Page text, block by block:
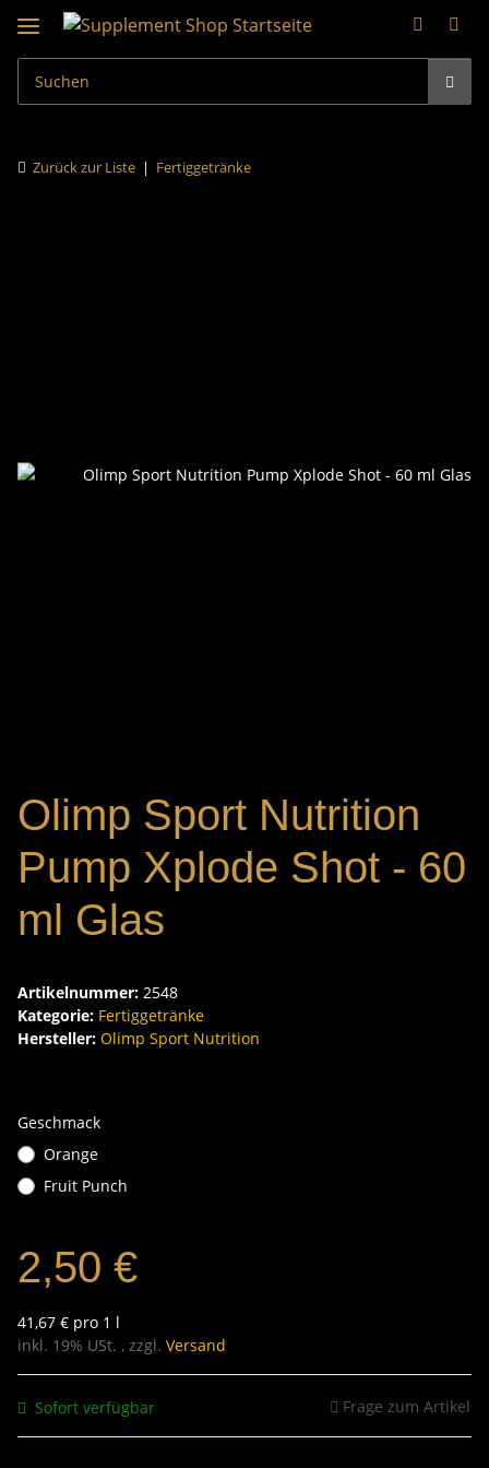
Zurück zur Liste Fertiggetränke
Olimp Sport Nutrition
Pump Xplode Shot - 60
ml Glas
Artikelnummer: 2548
Kategorie: Fertiggetränke
Hersteller: Olimp Sport Nutrition
Geschmack
Orange
Fruit Punch
2,50 €
41,67 € pro 1 l
inkl. 19% USt. , zzgl. Versand
Sofort verfügbar Frage zum Artikel